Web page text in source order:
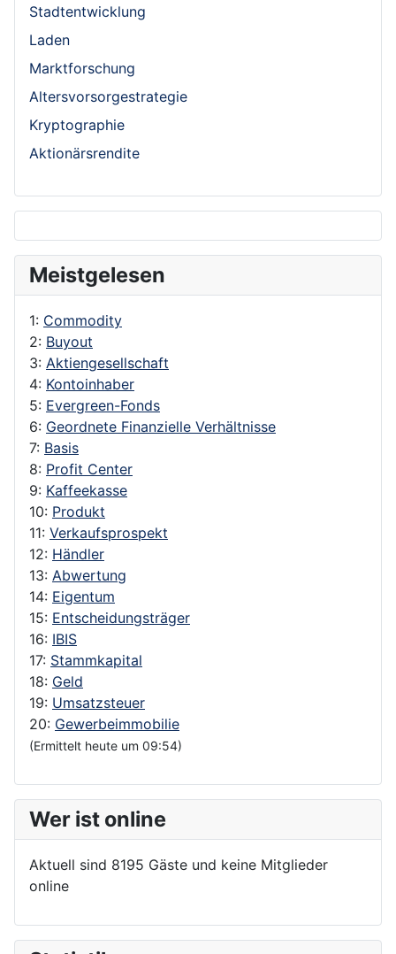
Stadtentwicklung
Laden
Marktforschung
Altersvorsorgestrategie
Kryptographie
Aktionärsrendite
Meistgelesen
1: Commodity
2: Buyout
3: Aktiengesellschaft
4: Kontoinhaber
5: Evergreen-Fonds
6: Geordnete Finanzielle Verhältnisse
7: Basis
8: Profit Center
9: Kaffeekasse
10: Produkt
11: Verkaufsprospekt
12: Händler
13: Abwertung
14: Eigentum
15: Entscheidungsträger
16: IBIS
17: Stammkapital
18: Geld
19: Umsatzsteuer
20: Gewerbeimmobilie
(Ermittelt heute um 09:54)
Wer ist online
Aktuell sind 8195 Gäste und keine Mitglieder
online